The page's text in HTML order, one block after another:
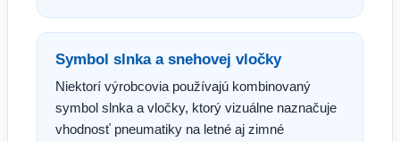
Symbol slnka a snehovej vločky
Niektorí výrobcovia používajú kombinovaný
symbol slnka a vločky, ktorý vizuálne naznačuje
vhodnosť pneumatiky na letné aj zimné